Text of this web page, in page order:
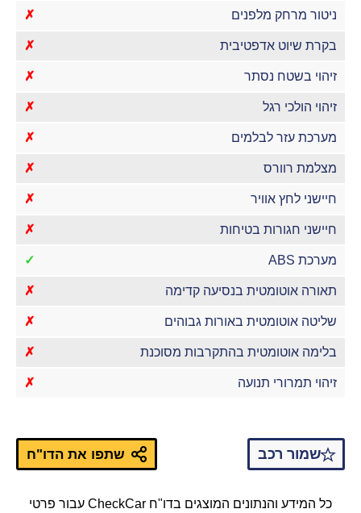
ניטור מרחק מלפנים ✗
בקרת שיוט אדפטיבית ✗
זיהוי בשטח נסתר ✗
זיהוי הולכי רגל ✗
מערכת עזר לבלמים ✗
מצלמת רוורס ✗
חיישני לחץ אוויר ✗
חיישני חגורות בטיחות ✗
מערכת ABS ✓
תאורה אוטומטית בנסיעה קדימה ✗
שליטה אוטומטית באורות גבוהים ✗
בלימה אוטומטית בהתקרבות מסוכנת ✗
זיהוי תמרורי תנועה ✗
שמור רכב שתפו את הדו"ח
כל המידע והנתונים המוצגים בדו"ח CheckCar עבור פרטי